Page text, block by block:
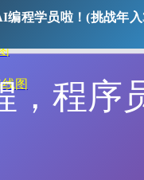
图
编程学员啦！(挑战年入
，程序